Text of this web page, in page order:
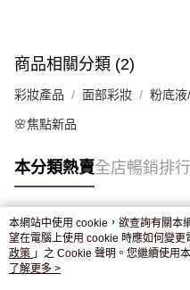
商品相關分類 (2)
彩妝產品 面部彩妝 粉底
🌸焦點新品
本分類熱賣全店暢銷排行
熱門標籤
熱銷排行
本網站中使用 cookie，欲查詢有關本
望在電腦上使用 cookie 時應如何變
政策 」之 Cookie 聲明。您繼續使用
條款之 Cookie 聲明使用 cookie。
了解更多 >